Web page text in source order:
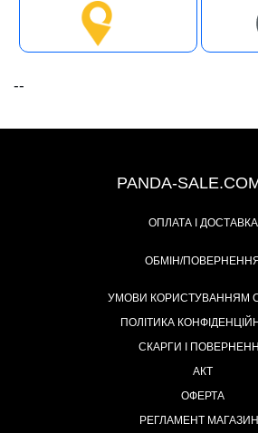
--
PANDA-
ОПЛАТА І ДОСТАВКА
ОБМІН/
УМОВИ КОРИСТУВАННЯМ
ПОЛІТИКА
СКАРГИ І
АКТ
ОФЕРТА
РЕГЛАМЕНТ